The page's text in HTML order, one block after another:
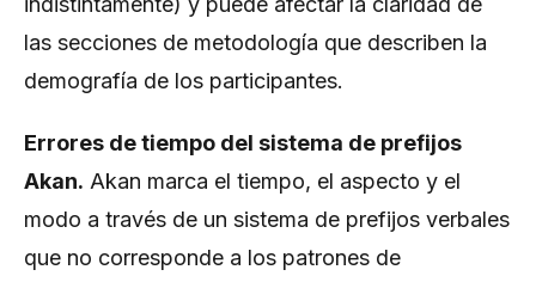
las secciones de metodología que describen la
demografía de los participantes.
Errores de tiempo del sistema de prefijos
Akan. Akan marca el tiempo, el aspecto y el
modo a través de un sistema de prefijos verbales
que no corresponde a los patrones de